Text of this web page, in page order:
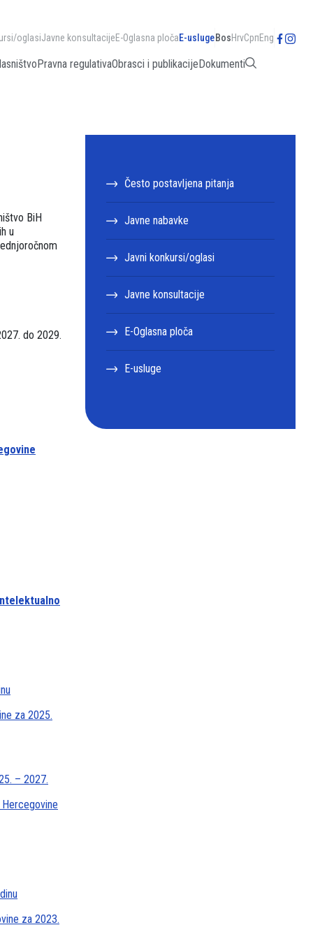
oglasiJavne konsultacijeE-Oglasna pločaE-uslugeBosHrvСрпEng
Pravna regulativaObrasci i publikacijeDokumenti
BiH
u
do 2029.
za 2025.
– 2027.
za 2023.
Često postavljena pitanja
Javne nabavke
Javni konkursi/oglasi
Javne konsultacije
E-Oglasna ploča
E-usluge